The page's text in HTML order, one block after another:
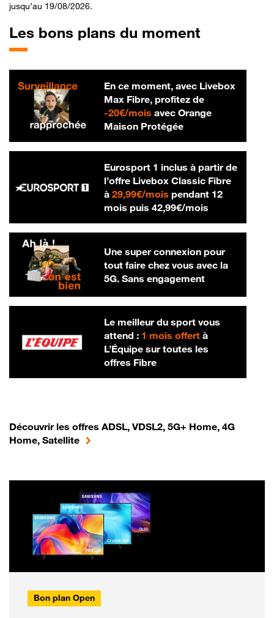
jusqu’au 19/08/2026.
Les bons plans du moment
En ce moment, avec Livebox
Max Fibre, profitez de
-20€/mois20 € par mois
avec Orange
Maison Protégée
Eurosport 1 inclus à partir de
l’offre Livebox Classic Fibre
à 29,99€/mois29,99 € par mois
pendant 12
mois puis 42,99€/mois42,99 € par
Une super connexion pour
tout faire chez vous avec la
5G. Sans engagement
Le meilleur du sport vous
attend : 1 mois offertà
L’Équipe sur toutes les
offres Fibre
Découvrir les offres ADSL, VDSL2, 5G+ Home, 4G
Home, Satellite
Bon plan Open